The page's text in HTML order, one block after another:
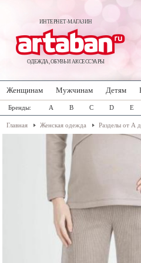
ИНТЕРНЕТ-МАГАЗИН
ОДЕЖДА, ОБУВЬ И АКСЕССУАРЫ
Женщинам Мужчинам Детям
Бренды: A B C D E
Главная Женская одежда Разделы от А